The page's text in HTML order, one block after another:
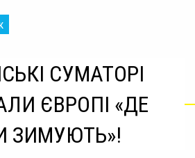
СУМАТОРІ
ЄВРОПІ «ДЕ
ЗИМУЮТЬ»!